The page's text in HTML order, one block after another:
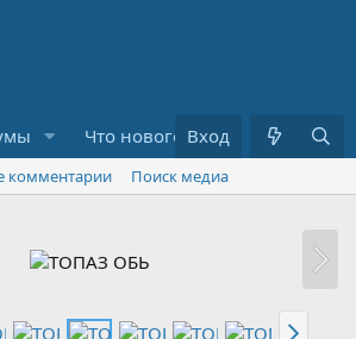
Что нового? Медиа
Вход
комментарии Поиск медиа